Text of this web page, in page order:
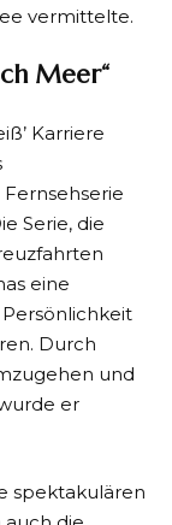
vermittelte.
Meer“
Karriere
Serie, die
eine
Durch
und
er
spektakulären